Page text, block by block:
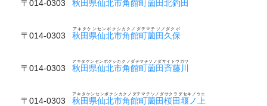
〒014-0303 秋田県仙北市角館町薗田北釣田
〒014-0303 秋田県仙北市角館町薗田久保
アキタケンセンボクシカクノダテマチソノダクボ
〒014-0303 秋田県仙北市角館町薗田斉藤川
アキタケンセンボクシカクノダテマチソノダサイトウガワ
〒014-0303 秋田県仙北市角館町薗田桜田堰ノ上
アキタケンセンボクシカクノダテマチソノダサクラダセキノウエ